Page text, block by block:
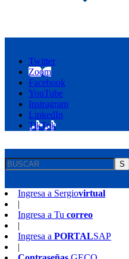
Twitter
Zoom
Facebook
YouTube
Instragram
LinkedIn
TikTok
S
Ingresa a Sergiovirtual
|
Ingresa a Tu correo
|
Ingresa a PORTALSAP
|